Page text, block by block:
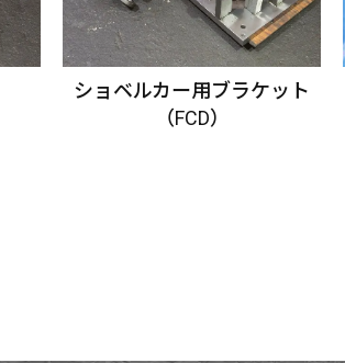
ショベルカー用ブラケット
（FCD）